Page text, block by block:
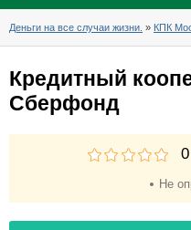
Деньги на все случаи жизни. » КПК
Кредитный
Сберфонд
0
Не